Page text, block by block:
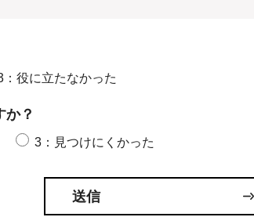
：役に立たなかった
か？
3：見つけにくかった